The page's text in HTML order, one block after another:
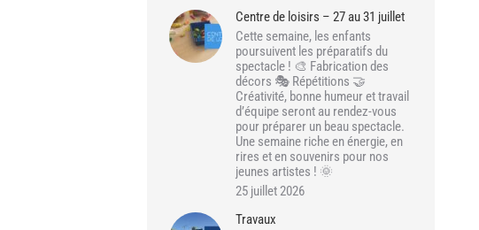
Centre de loisirs – 27 au 31 juillet
Cette semaine, les enfants
poursuivent les préparatifs du
spectacle ! 🎨 Fabrication des
décors 🎭 Répétitions 🤝
Créativité, bonne humeur et travail
d’équipe seront au rendez-vous
pour préparer un beau spectacle.
Une semaine riche en énergie, en
rires et en souvenirs pour nos
jeunes artistes ! 🌞
25 juillet 2026
Travaux